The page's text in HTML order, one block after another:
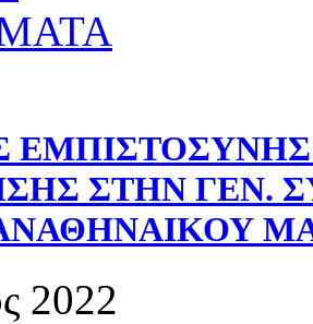
ΣΤΗΝ ΓΕΝ.
2022